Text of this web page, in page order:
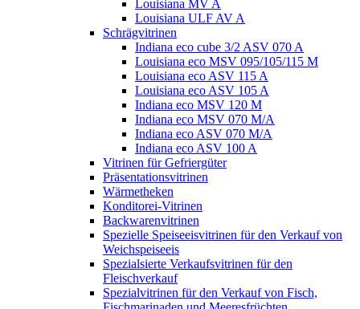
Louisiana MV A
Louisiana ULF AV A
Schrägvitrinen
Indiana eco cube 3/2 ASV 070 A
Louisiana eco MSV 095/105/115 M
Louisiana eco ASV 115 A
Louisiana eco ASV 105 A
Indiana eco MSV 120 M
Indiana eco MSV 070 M/A
Indiana eco ASV 070 M/A
Indiana eco ASV 100 A
Vitrinen für Gefriergüter
Präsentationsvitrinen
Wärmetheken
Konditorei-Vitrinen
Backwarenvitrinen
Spezielle Speiseeisvitrinen für den Verkauf von
Weichspeiseeis
Spezialsierte Verkaufsvitrinen für den
Fleischverkauf
Spezialvitrinen für den Verkauf von Fisch,